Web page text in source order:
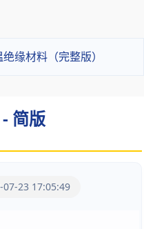
缘材料（完整版）
简版
07-23 17:05:49